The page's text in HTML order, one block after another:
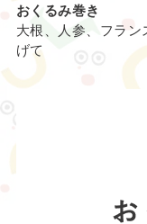
おくるみ巻き
大根、人参、フラ
げて